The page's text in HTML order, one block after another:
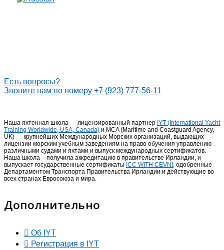
Есть вопросы?
Звоните нам по номеру +7 (923) 777-56-11
Наша яхтенная школа — лицензированный партнер IYT (International Yacht
Training Worldwide, USA, Canada) и MCA (Maritime and Coastguard Agency,
UK) — крупнейших Международных Морских организаций, выдающих
лицензии морским учебным заведениям на право обучения управлению
различными судами и яхтами и выпуск международных сертификатов.
Наша школа – получила аккредитацию в правительстве Ирландии, и
выпускает государственные сертификаты ICC WITH CEVNI, одобренные
Департаментом Транспорта Правительства Ирландии и действующие во
всех странах Евросоюза и мира.
Дополнительно
Об IYT
Регистрация в IYT